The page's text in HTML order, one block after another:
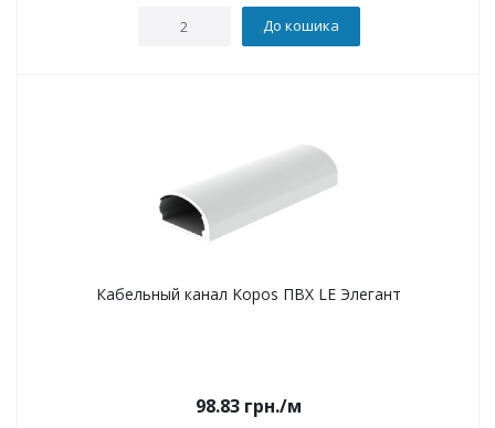
До кошика
Кабельный канал Kopos ПВХ LE Элегант
98.83 грн./м